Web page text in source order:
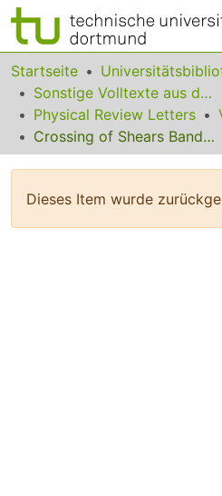
Bereiche & Sammlungen
Das gesamte Repositorium
Statistiken
Startseite
Sonstige Volltexte aus dem Bibliotheksangebot
Physical Review Letters
Crossing of Shears Bands in 197Pb
Dieses Item wurde